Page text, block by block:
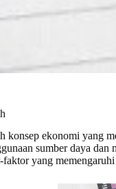
konsep ekonomi yang
sumber daya
yang